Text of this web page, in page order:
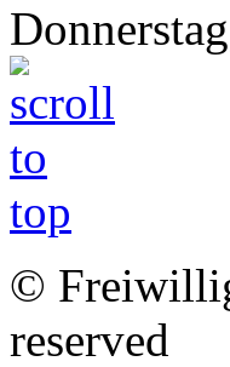
©
reserved